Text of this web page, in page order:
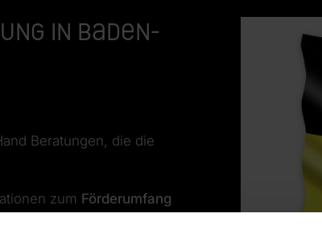
in Baden-
Beratungen, die die
zum Förderumfang